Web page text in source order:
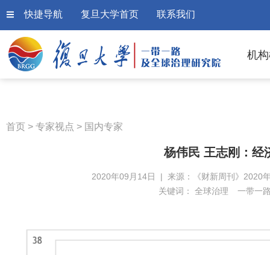
快捷导航 复旦大学首页 联系我们
机
首页 > 专家视点 > 国内专家
杨伟民 王志刚：经
2020年09月14日 | 来源：《财新周刊》2020
关键词： 全球治理 一带一